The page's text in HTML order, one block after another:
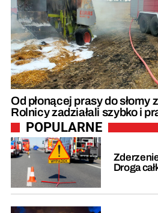
Od płonącej prasy do słomy
Rolnicy zadziałali szybko i
POPULARNE
Droga